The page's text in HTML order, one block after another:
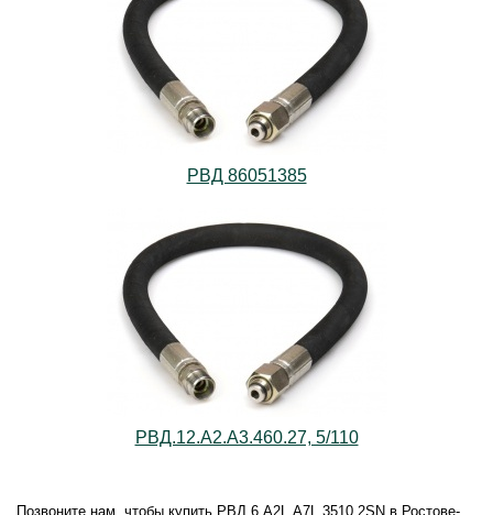
РВД 86051385
РВД.12.А2.А3.460.27, 5/110
Позвоните нам, чтобы купить РВД.6.А2L.А7L.3510.2SN в Ростове-